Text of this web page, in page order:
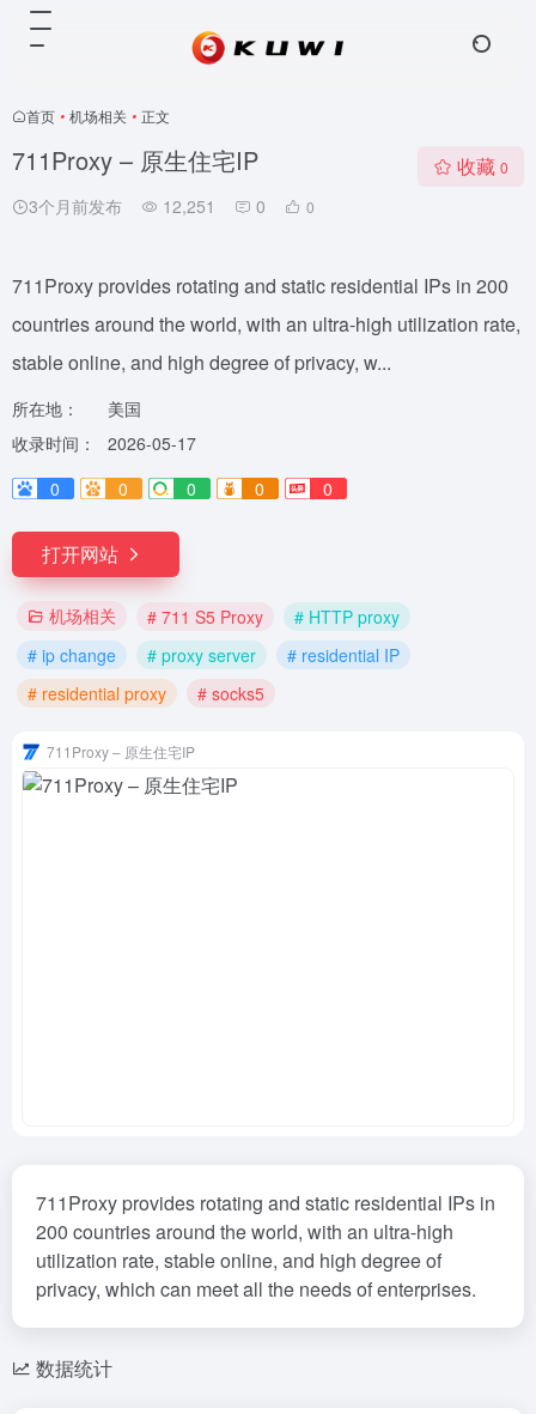
首页 • 机场相关 • 正文
711Proxy – 原生住宅IP
3个月前发布 12,251 0 0
收藏 0
711Proxy provides rotating and static residential IPs in 200
countries around the world, with an ultra-high utilization rate,
stable online, and high degree of privacy, w...
所在地：
美国
收录时间：
2026-05-17
0
0 0 0 0
打开网站
机场相关 # 711 S5 Proxy
# HTTP proxy
# ip change
# proxy server
# residential IP
# residential proxy
# socks5
711Proxy – 原生住宅IP
711Proxy provides rotating and static residential IPs in
200 countries around the world, with an ultra-high
utilization rate, stable online, and high degree of
privacy, which can meet all the needs of enterprises.
数据统计